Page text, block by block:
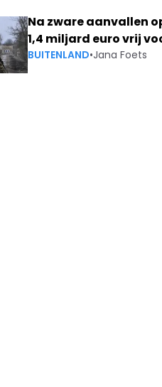
Na zware aanvallen
1,4 miljard euro vrij
BUITENLAND•Jana Foets